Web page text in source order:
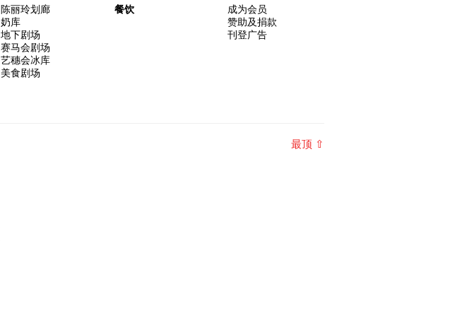
陈丽玲划廊
奶库
地下剧场
赛马会剧场
艺穗会冰库
美食剧场
餐饮
成为会员
赞助及捐款
刊登广告
最顶 ⇧